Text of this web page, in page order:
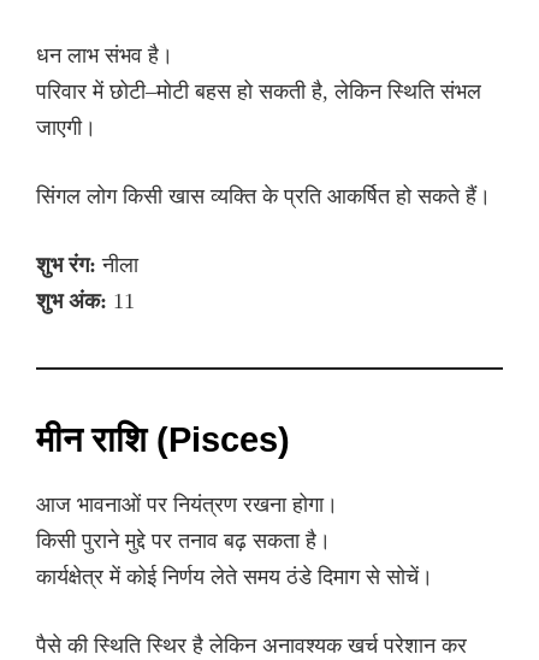
धन लाभ संभव है।
परिवार में छोटी–मोटी बहस हो सकती है, लेकिन स्थिति संभल
जाएगी।
सिंगल लोग किसी खास व्यक्ति के प्रति आकर्षित हो सकते हैं।
शुभ रंग: नीला
शुभ अंक: 11
मीन राशि (Pisces)
आज भावनाओं पर नियंत्रण रखना होगा।
किसी पुराने मुद्दे पर तनाव बढ़ सकता है।
कार्यक्षेत्र में कोई निर्णय लेते समय ठंडे दिमाग से सोचें।
पैसे की स्थिति स्थिर है लेकिन अनावश्यक खर्च परेशान कर